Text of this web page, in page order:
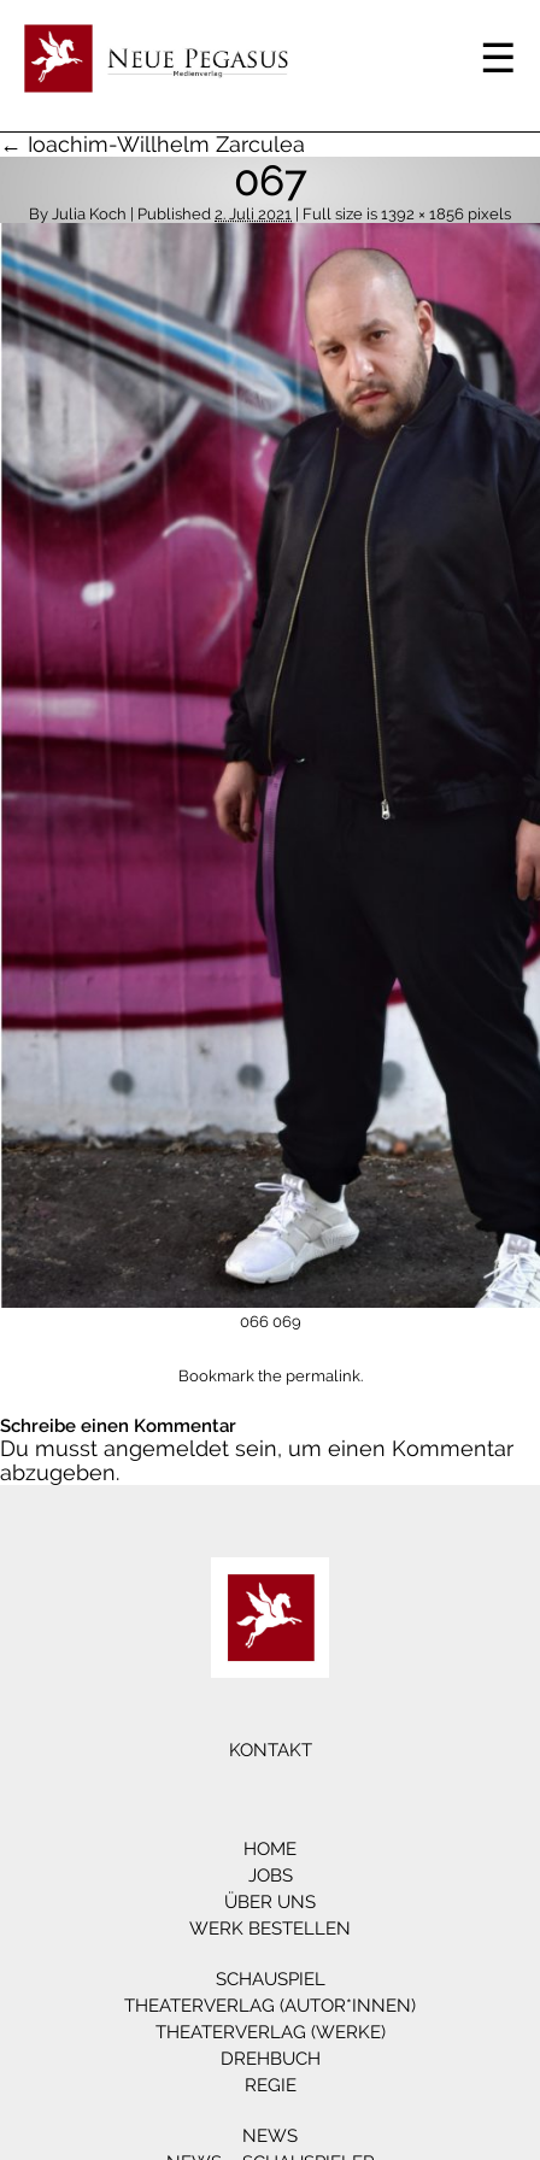
← Ioachim-Willhelm Zarculea
067
By Julia Koch | Published 2. Juli 2021 | Full size is 1392 × 1856 pixels
066 069
Bookmark the permalink.
Schreibe einen Kommentar
Du musst angemeldet sein, um einen Kommentar
abzugeben.
KONTAKT
HOME
JOBS
ÜBER UNS
WERK BESTELLEN
SCHAUSPIEL
THEATERVERLAG (AUTOR*INNEN)
THEATERVERLAG (WERKE)
DREHBUCH
REGIE
NEWS